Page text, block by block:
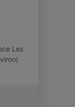
Les